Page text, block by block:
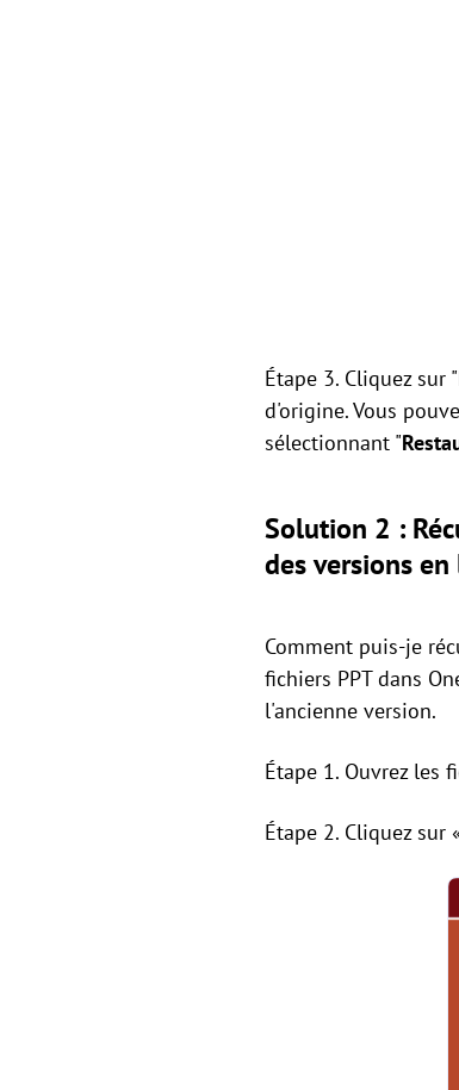
Étape 3. Cliquez
d'origine. Vous
sélectionnant "
Solution 2 :
des versions
Comment puis-je
fichiers PPT dans
l'ancienne version.
Étape 1. Ouvrez les
Étape 2. Cliquez sur